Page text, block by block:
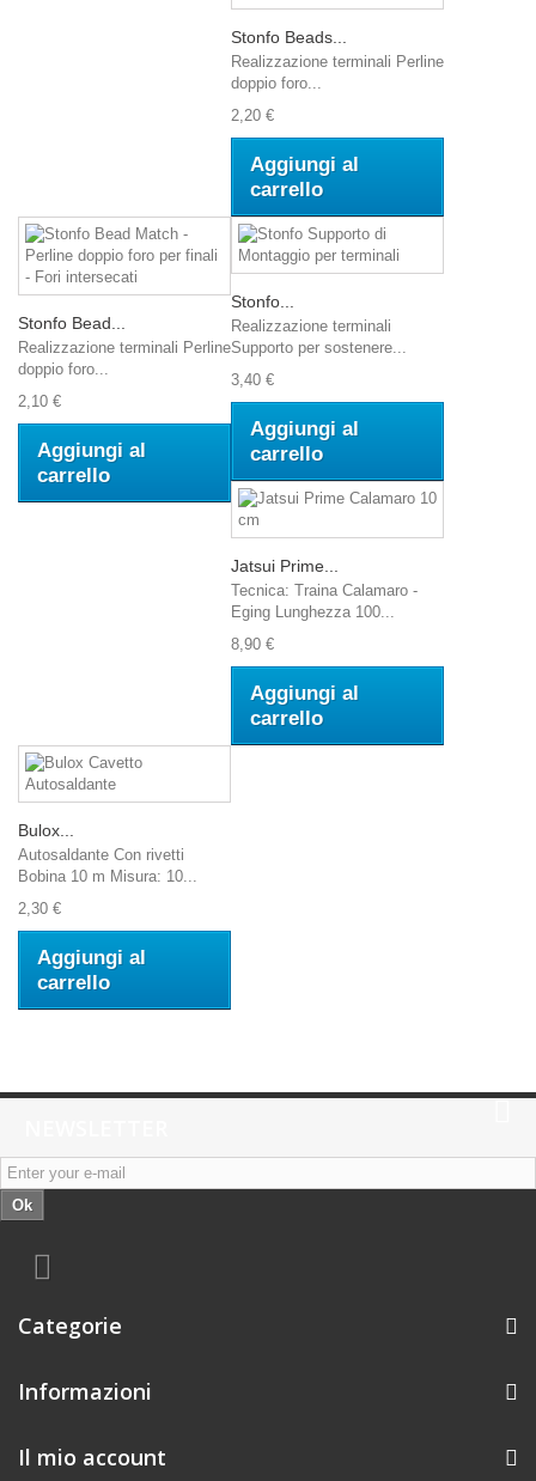
Stonfo Beads...
Realizzazione terminali Perline
doppio foro...
2,20 €
Aggiungi al
carrello
Stonfo Bead...
Realizzazione terminali Perline
doppio foro...
2,10 €
Aggiungi al
carrello
Stonfo...
Realizzazione terminali
Supporto per sostenere...
3,40 €
Aggiungi al
carrello
Jatsui Prime...
Tecnica: Traina Calamaro -
Eging Lunghezza 100...
8,90 €
Aggiungi al
carrello
Bulox...
Autosaldante Con rivetti
Bobina 10 m Misura: 10...
2,30 €
Aggiungi al
carrello
Ok
Categorie
Informazioni
Il mio account